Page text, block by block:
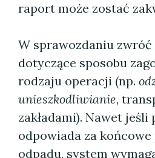
raport może zostać
W sprawozdaniu zwróć
dotyczące sposobu
rodzaju operacji (np.
unieszkodliwianie,
zakładami). Nawet
odpowiada za
odpadu, system